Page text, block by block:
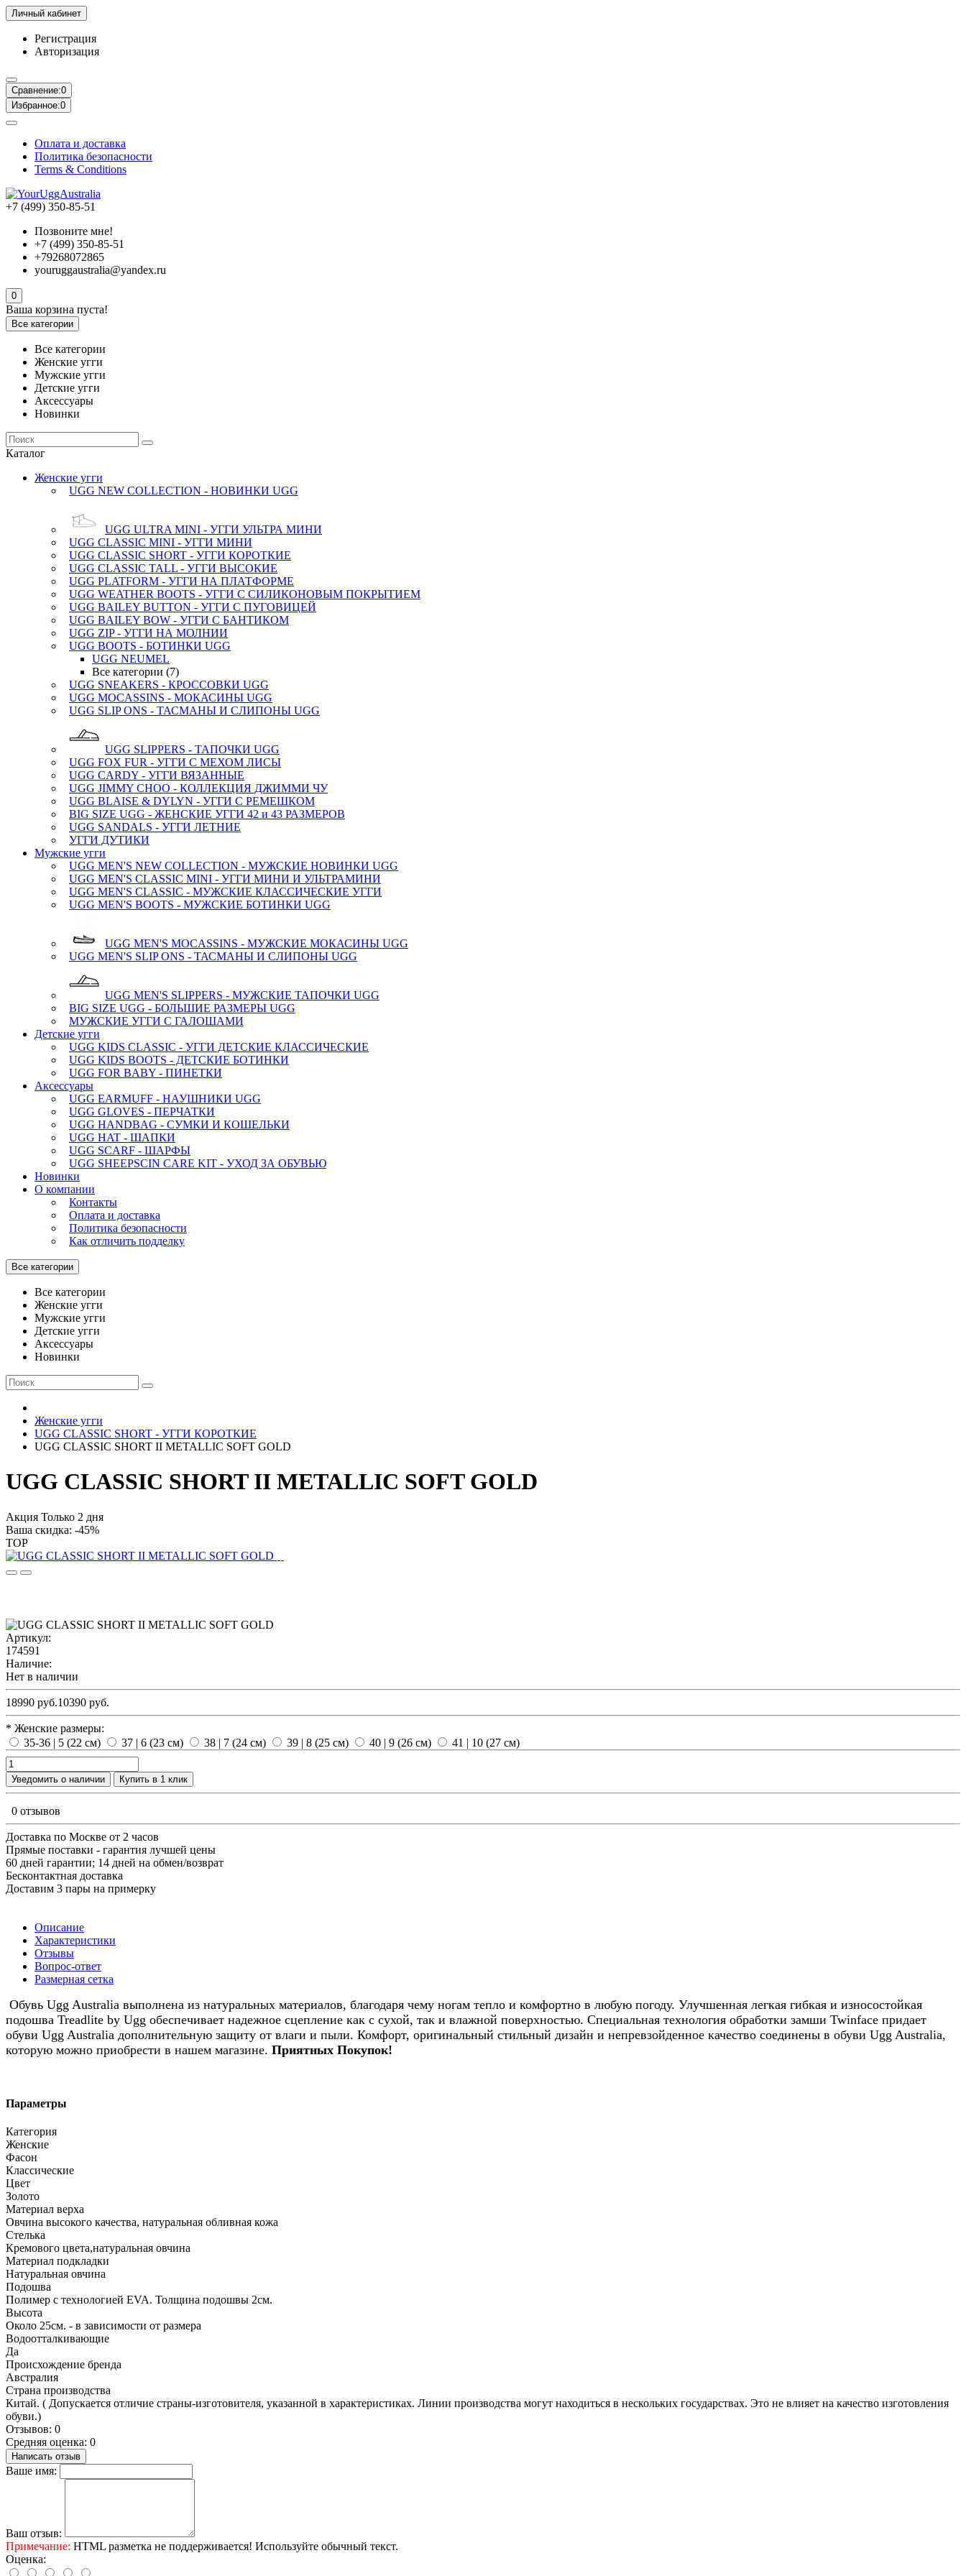
Личный кабинет
Регистрация
Авторизация
Сравнение:0
Избранное:0
Оплата и доставка
Политика безопасности
Terms & Conditions
+7 (499) 350-85-51
Позвоните мне!
+7 (499) 350-85-51
+79268072865
youruggaustralia@yandex.ru
0
Ваша корзина пуста!
Все категории
Все категории
Женские угги
Мужские угги
Детские угги
Аксессуары
Новинки
Каталог
Женские угги
UGG NEW COLLECTION - НОВИНКИ UGG
UGG ULTRA MINI - УГГИ УЛЬТРА МИНИ
UGG CLASSIC MINI - УГГИ МИНИ
UGG CLASSIC SHORT - УГГИ КОРОТКИЕ
UGG CLASSIC TALL - УГГИ ВЫСОКИЕ
UGG PLATFORM - УГГИ НА ПЛАТФОРМЕ
UGG WEATHER BOOTS - УГГИ С СИЛИКОНОВЫМ ПОКРЫТИЕМ
UGG BAILEY BUTTON - УГГИ С ПУГОВИЦЕЙ
UGG BAILEY BOW - УГГИ С БАНТИКОМ
UGG ZIP - УГГИ НА МОЛНИИ
UGG BOOTS - БОТИНКИ UGG
UGG NEUMEL
Все категории (7)
UGG SNEAKERS - КРОССОВКИ UGG
UGG MOCASSINS - МОКАСИНЫ UGG
UGG SLIP ONS - ТАСМАНЫ И СЛИПОНЫ UGG
UGG SLIPPERS - ТАПОЧКИ UGG
UGG FOX FUR - УГГИ С МЕХОМ ЛИСЫ
UGG CARDY - УГГИ ВЯЗАННЫЕ
UGG JIMMY CHOO - КОЛЛЕКЦИЯ ДЖИММИ ЧУ
UGG BLAISE & DYLYN - УГГИ С РЕМЕШКОМ
BIG SIZE UGG - ЖЕНСКИЕ УГГИ 42 и 43 РАЗМЕРОВ
UGG SANDALS - УГГИ ЛЕТНИЕ
УГГИ ДУТИКИ
Мужские угги
UGG MEN'S NEW COLLECTION - МУЖСКИЕ НОВИНКИ UGG
UGG MEN'S CLASSIC MINI - УГГИ МИНИ И УЛЬТРАМИНИ
UGG MEN'S CLASSIC - МУЖСКИЕ КЛАССИЧЕСКИЕ УГГИ
UGG MEN'S BOOTS - МУЖСКИЕ БОТИНКИ UGG
UGG MEN'S MOCASSINS - МУЖСКИЕ МОКАСИНЫ UGG
UGG MEN'S SLIP ONS - ТАСМАНЫ И СЛИПОНЫ UGG
UGG MEN'S SLIPPERS - МУЖСКИЕ ТАПОЧКИ UGG
BIG SIZE UGG - БОЛЬШИЕ РАЗМЕРЫ UGG
МУЖСКИЕ УГГИ С ГАЛОШАМИ
Детские угги
UGG KIDS CLASSIC - УГГИ ДЕТСКИЕ КЛАССИЧЕСКИЕ
UGG KIDS BOOTS - ДЕТСКИЕ БОТИНКИ
UGG FOR BABY - ПИНЕТКИ
Аксессуары
UGG EARMUFF - НАУШНИКИ UGG
UGG GLOVES - ПЕРЧАТКИ
UGG HANDBAG - СУМКИ И КОШЕЛЬКИ
UGG HAT - ШАПКИ
UGG SCARF - ШАРФЫ
UGG SHEEPSCIN CARE KIT - УХОД ЗА ОБУВЬЮ
Новинки
О компании
Контакты
Оплата и доставка
Политика безопасности
Как отличить подделку
Все категории
Все категории
Женские угги
Мужские угги
Детские угги
Аксессуары
Новинки
Женские угги
UGG CLASSIC SHORT - УГГИ КОРОТКИЕ
UGG CLASSIC SHORT II METALLIC SOFT GOLD
UGG CLASSIC SHORT II METALLIC SOFT GOLD
Акция Только 2 дня
Ваша скидка: -45%
TOP
Артикул:
174591
Наличие:
Нет в наличии
18990 руб.10390 руб.
* Женские размеры:
35-36 | 5 (22 см)
37 | 6 (23 см) 38 | 7 (24 см) 39 | 8 (25 см) 40 | 9 (26 см) 41 | 10 (27 см)
Уведомить о наличии Купить в 1 клик
0 отзывов
Доставка по Москве от 2 часов
Прямые поставки - гарантия лучшей цены
60 дней гарантии; 14 дней на обмен/возврат
Бесконтактная доставка
Доставим 3 пары на примерку
Описание
Характеристики
Отзывы
Вопрос-ответ
Размерная сетка
Обувь Ugg Australia выполнена из натуральных материалов, благодаря чему ногам тепло и комфортно в любую погоду. Улучшенная легкая гибкая и износостойкая
подошва Treadlite by Ugg обеспечивает надежное сцепление как с сухой, так и влажной поверхностью. Специальная технология обработки замши Twinface придает
обуви Ugg Australia дополнительную защиту от влаги и пыли. Комфорт, оригинальный стильный дизайн и непревзойденное качество соединены в обуви Ugg Australia,
которую можно приобрести в нашем магазине. Приятных Покупок!
Параметры
Категория
Женские
Фасон
Классические
Цвет
Золото
Материал верха
Овчина высокого качества, натуральная обливная кожа
Стелька
Кремового цвета,натуральная овчина
Материал подкладки
Натуральная овчина
Подошва
Полимер с технологией EVA. Толщина подошвы 2см.
Высота
Около 25см. - в зависимости от размера
Водоотталкивающие
Да
Происхождение бренда
Австралия
Страна производства
Китай. ( Допускается отличие страны-изготовителя, указанной в характеристиках. Линии производства могут находиться в нескольких государствах. Это не влияет на качество изготовления
обуви.)
Отзывов: 0
Средняя оценка: 0
Написать отзыв
Ваше имя:
Ваш отзыв:
Примечание: HTML разметка не поддерживается! Используйте обычный текст.
Оценка: